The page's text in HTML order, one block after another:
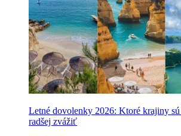
Letné dovolenky 2026: Ktoré krajiny sú
radšej zvážiť